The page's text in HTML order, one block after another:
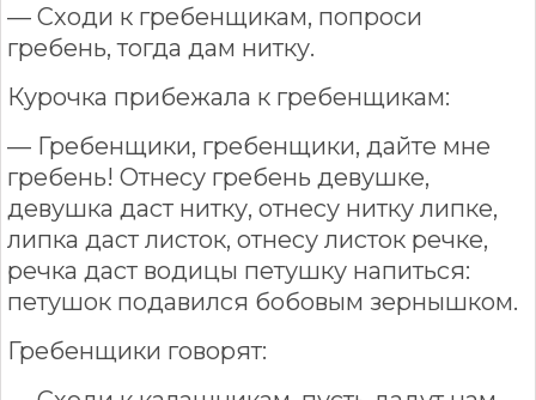
— Сходи к гребенщикам, попроси
гребень, тогда дам нитку.
Курочка прибежала к гребенщикам:
— Гребенщики, гребенщики, дайте мне
гребень! Отнесу гребень девушке,
девушка даст нитку, отнесу нитку липке,
липка даст листок, отнесу листок речке,
речка даст водицы петушку напиться:
петушок подавился бобовым зернышком.
Гребенщики говорят: